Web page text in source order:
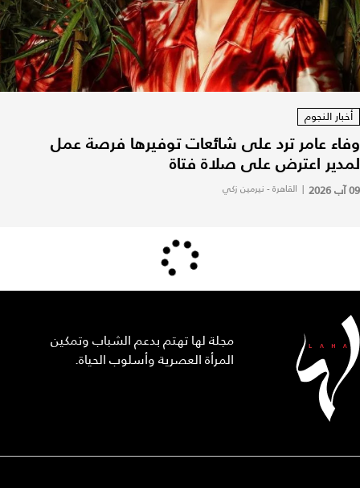
أخبار النجوم
وفاء عامر ترد على شائعات توفيرها فرصة عمل
لمدير اعترض على صلاة فتاة
09 آب 2026 | القاهرة - نيرمين زكي
مجلة لها تهتم بدعم الشباب وتمكين
المرأة العصرية وأسلوب الحياة.